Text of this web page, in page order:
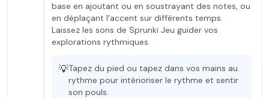
base en ajoutant ou en soustrayant des notes, ou
en déplaçant l'accent sur différents temps.
Laissez les sons de Sprunki Jeu guider vos
explorations rythmiques.
💡Tapez du pied ou tapez dans vos mains au
rythme pour intérioriser le rythme et sentir
son pouls.